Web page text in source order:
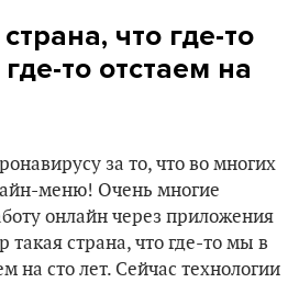
что где-то
то отстаем на
за то, что во многих
меню! Очень многие
онлайн через приложения
такая страна, что где-то мы в
на сто лет. Сейчас технологии